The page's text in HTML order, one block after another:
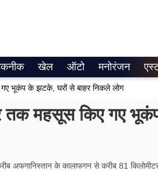
खेल ऑटो मनोरंजन
भूकंप के झटके, घरों से बाहर निकले लोग
तक महसूस किए गए
के कालाफगन से करीब 81